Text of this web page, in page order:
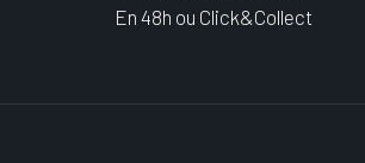
En 48h ou Click&Collect